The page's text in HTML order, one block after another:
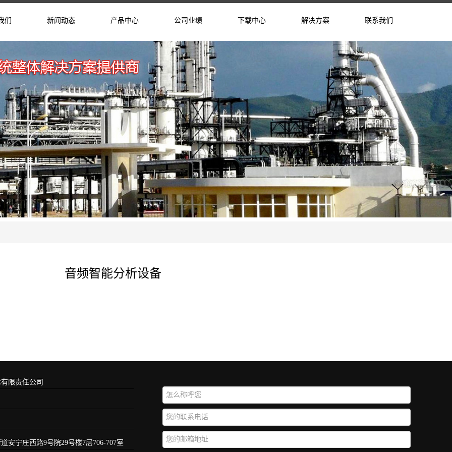
们 新闻动态 产品中心 公司业绩 下载中心 解决方案 联系我们
音频智能分析设备
限责任公司
安宁庄西路9号院29号楼7层706-707室